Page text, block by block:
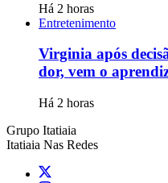
Há 2 horas
Entretenimento
Virginia após
dor, vem o
Há 2 horas
Grupo Itatiaia
Itatiaia Nas Redes